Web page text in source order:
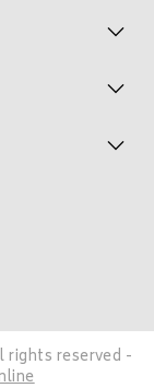
rights reserved -